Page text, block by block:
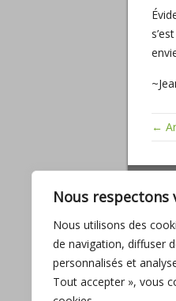
Nous respectons
Nous utilisons des
de navigation, diffuser
personnalisés et
Tout accepter », vous
←